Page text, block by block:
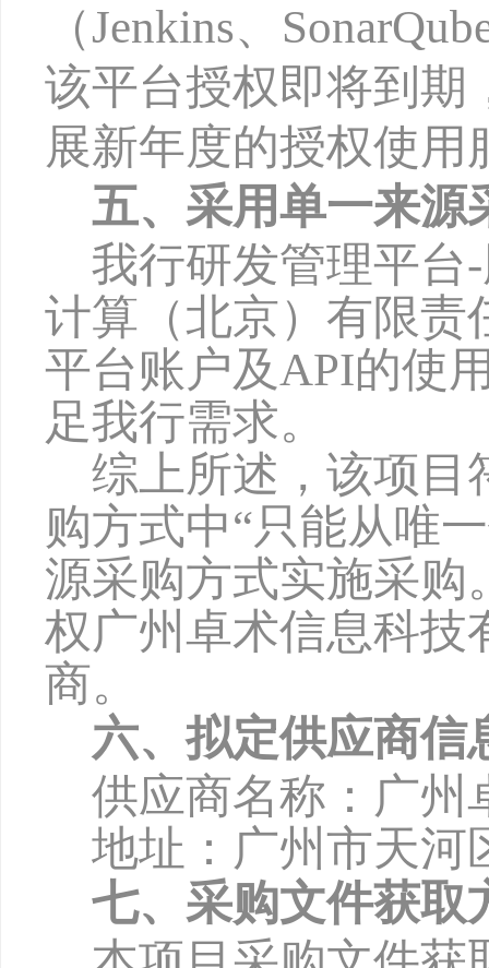
（Jenkins、
该平台授权即将到期
展新年度的授权使用
五、采用单一来源
我行研发管理平台
计算（北京）有限责
平台账户及API的使
足我行需求。
综上所述，该项目
购方式中“只能从唯
源采购方式实施采购
权广州卓术信息科技
商。
六、拟定供应商信
供应商名称：广州
地址：广州市天河
七、采购文件获取